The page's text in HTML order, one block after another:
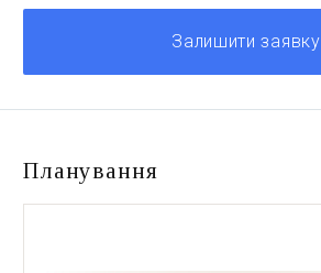
Залишити заявку
Планування